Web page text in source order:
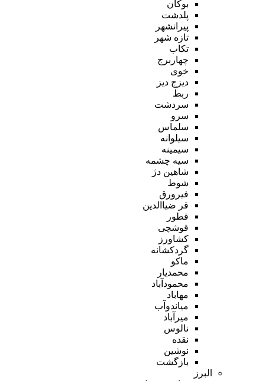
بوکان
پلدشت
پیرانشهر
تازه شهر
تکاب
چهاربرج
خوی
دیزج دیز
ربط
سردشت
سرو
سلماس
سیلوانه
سیمینه
سیه چشمه
شاهین دژ
شوط
فیرورق
قر ضیاالدین
قطور
قوشچی
کشاورز
گردکشانه
ماکو
محمدیار
محمودآباد
مهاباد
میاندوآب
میرآباد
نالوس
نقده
نوشین
بازگشت
البرز